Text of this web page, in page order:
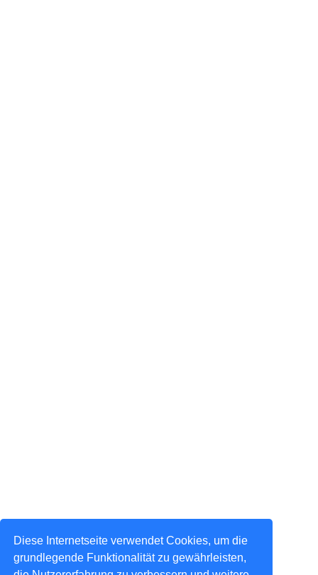
Diese Internetseite verwendet Cookies, um die
grundlegende Funktionalität zu gewährleisten,